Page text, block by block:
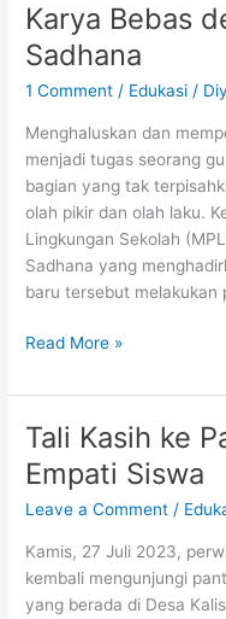
Karya Bebas
Sadhana
1 Comment / Edukasi /
Menghaluskan dan
menjadi tugas seorang
bagian yang tak
olah pikir dan olah laku.
Lingkungan Sekolah
Sadhana yang
baru tersebut
Karya
dengan
Tema
Bakti
Sadhana
Read More »
Tali Kasih ke
Empati Siswa
Leave a Comment /
Kamis, 27 Juli 2023,
kembali mengunjungi
yang berada di Desa